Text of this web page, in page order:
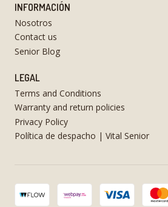
INFORMACIÓN
Nosotros
Contact us
Senior Blog
LEGAL
Terms and Conditions
Warranty and return policies
Privacy Policy
Política de despacho | Vital Senior